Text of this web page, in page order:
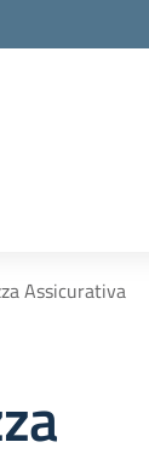
Assicurativa